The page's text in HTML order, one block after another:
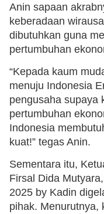
Anin sapaan
keberadaan
dibutuhkan guna
pertumbuhan
“Kepada kaum
menuju Indonesia
pengusaha supaya
pertumbuhan
Indonesia
kuat!” tegas Anin.
Sementara itu,
Firsal Dida
2025 by Kadin
pihak. Menurutnya,